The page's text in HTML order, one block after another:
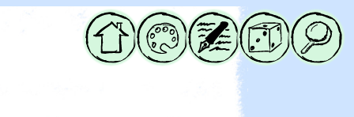
НачалоГалерияБлог СлучайнаТърси